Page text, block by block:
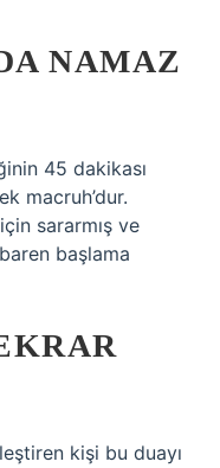
NAMAZ
45 dakikası
macruh’dur.
sararmış ve
başlama
kişi bu duayı